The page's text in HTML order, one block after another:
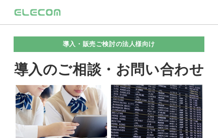
導入・販売ご検討の法人様向け
導入のご相談・お問い合わせ